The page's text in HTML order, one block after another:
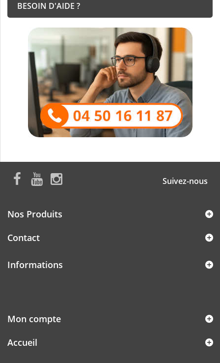
BESOIN D'AIDE ?
Suivez-nous
Nos Produits
Contact
Informations
Mon compte
Accueil